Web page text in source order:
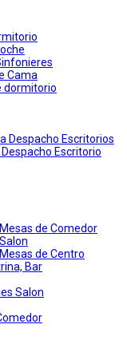
Cama
dormitorio
Despacho Escritorios
Escritorio
Mesas de Comedor
Salon
Mesas de Centro
Bar
Salon